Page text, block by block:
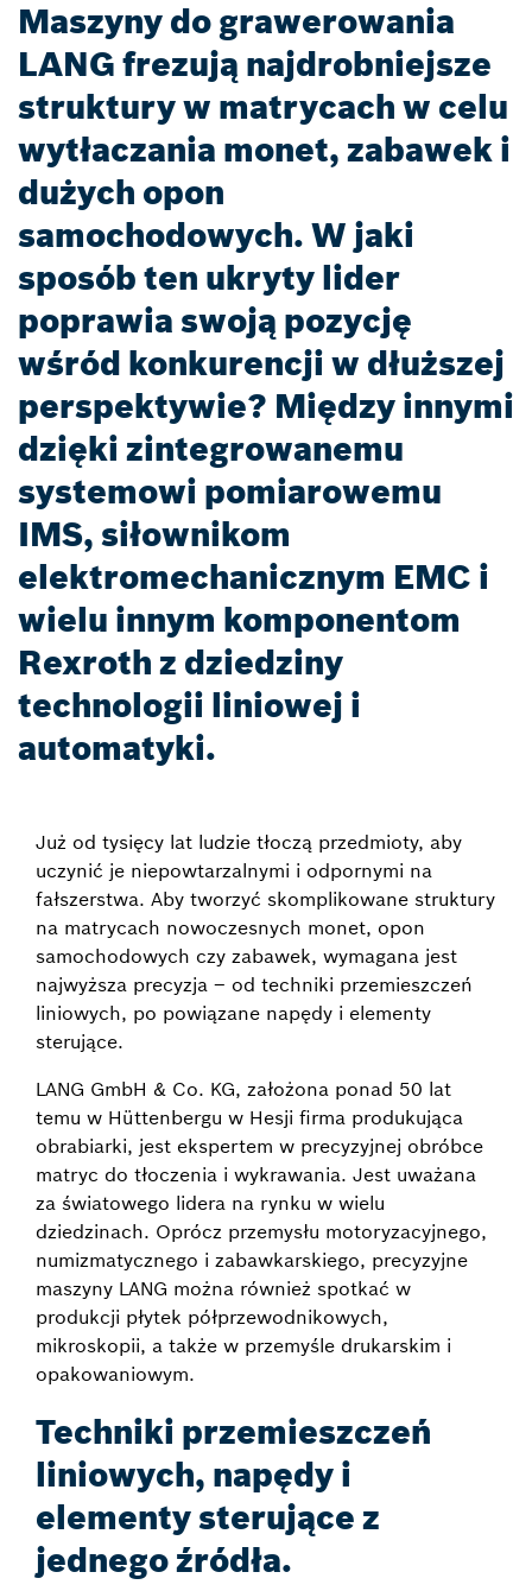
Maszyny do grawerowania
LANG frezują najdrobniejsze
struktury w matrycach w celu
wytłaczania monet, zabawek i
dużych opon
samochodowych. W jaki
sposób ten ukryty lider
poprawia swoją pozycję
wśród konkurencji w dłuższej
perspektywie? Między innymi
dzięki zintegrowanemu
systemowi pomiarowemu
IMS, siłownikom
elektromechanicznym EMC i
wielu innym komponentom
Rexroth z dziedziny
technologii liniowej i
automatyki.
Już od tysięcy lat ludzie tłoczą przedmioty, aby
uczynić je niepowtarzalnymi i odpornymi na
fałszerstwa. Aby tworzyć skomplikowane struktury
na matrycach nowoczesnych monet, opon
samochodowych czy zabawek, wymagana jest
najwyższa precyzja – od techniki przemieszczeń
liniowych, po powiązane napędy i elementy
sterujące.
LANG GmbH & Co. KG, założona ponad 50 lat
temu w Hüttenbergu w Hesji firma produkująca
obrabiarki, jest ekspertem w precyzyjnej obróbce
matryc do tłoczenia i wykrawania. Jest uważana
za światowego lidera na rynku w wielu
dziedzinach. Oprócz przemysłu motoryzacyjnego,
numizmatycznego i zabawkarskiego, precyzyjne
maszyny LANG można również spotkać w
produkcji płytek półprzewodnikowych,
mikroskopii, a także w przemyśle drukarskim i
opakowaniowym.
Techniki przemieszczeń
liniowych, napędy i
elementy sterujące z
jednego źródła.